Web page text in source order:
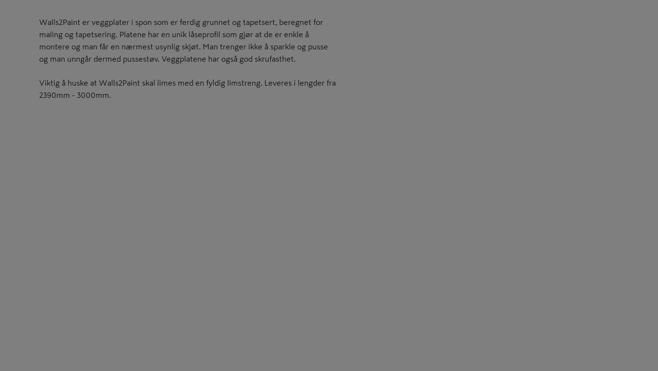
Walls2Paint er veggplater i spon som er ferdig grunnet og tapetsert, beregnet for
maling og tapetsering. Platene har en unik låseprofil som gjør at de er enkle å
montere og man får en nærmest usynlig skjøt. Man trenger ikke å sparkle og pusse
og man unngår dermed pussestøv. Veggplatene har også god skrufasthet.
Viktig å huske at Walls2Paint skal limes med en fyldig limstreng. Leveres i lengder fra
2390mm - 3000mm.